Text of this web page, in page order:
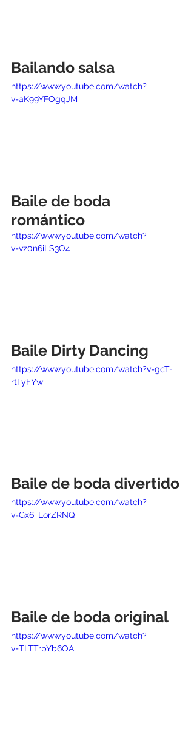
Bailando salsa
https://www.youtube.com/watch?
v=aK99YFOgqJM
Baile de boda
romántico
https://www.youtube.com/watch?
v=vz0n6iLS3O4
Baile Dirty Dancing
https://www.youtube.com/watch?v=gcT-
rtTyFYw
Baile de boda divertido
https://www.youtube.com/watch?
v=Gx6_LorZRNQ
Baile de boda original
https://www.youtube.com/watch?
v=TLTTrpYb6OA